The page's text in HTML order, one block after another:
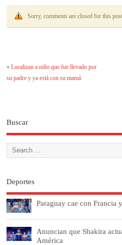
Sorry, comments are closed for this post
«Localizan a niño que fue llevado por
su padre y ya está con su mamá
Buscar
Deportes
Paraguay cae con Francia
Anuncian que Shakira
América